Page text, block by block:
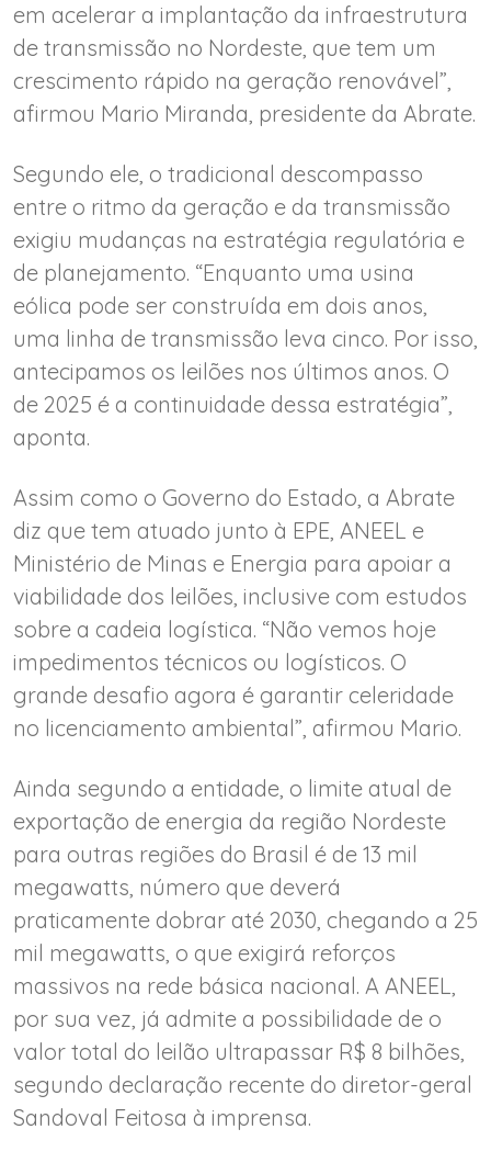
em acelerar a implantação da infraestrutura
de transmissão no Nordeste, que tem um
crescimento rápido na geração renovável”,
afirmou Mario Miranda, presidente da Abrate.
Segundo ele, o tradicional descompasso
entre o ritmo da geração e da transmissão
exigiu mudanças na estratégia regulatória e
de planejamento. “Enquanto uma usina
eólica pode ser construída em dois anos,
uma linha de transmissão leva cinco. Por isso,
antecipamos os leilões nos últimos anos. O
de 2025 é a continuidade dessa estratégia”,
aponta.
Assim como o Governo do Estado, a Abrate
diz que tem atuado junto à EPE, ANEEL e
Ministério de Minas e Energia para apoiar a
viabilidade dos leilões, inclusive com estudos
sobre a cadeia logística. “Não vemos hoje
impedimentos técnicos ou logísticos. O
grande desafio agora é garantir celeridade
no licenciamento ambiental”, afirmou Mario.
Ainda segundo a entidade, o limite atual de
exportação de energia da região Nordeste
para outras regiões do Brasil é de 13 mil
megawatts, número que deverá
praticamente dobrar até 2030, chegando a 25
mil megawatts, o que exigirá reforços
massivos na rede básica nacional. A ANEEL,
por sua vez, já admite a possibilidade de o
valor total do leilão ultrapassar R$ 8 bilhões,
segundo declaração recente do diretor-geral
Sandoval Feitosa à imprensa.